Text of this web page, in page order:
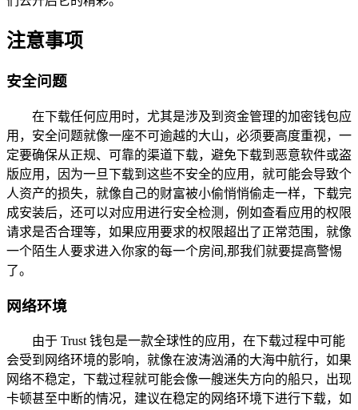
注意事项
安全问题
在下载任何应用时，尤其是涉及到资金管理的加密钱包应
用，安全问题就像一座不可逾越的大山，必须要高度重视，一
定要确保从正规、可靠的渠道下载，避免下载到恶意软件或盗
版应用，因为一旦下载到这些不安全的应用，就可能会导致个
人资产的损失，就像自己的财富被小偷悄悄偷走一样，下载完
成安装后，还可以对应用进行安全检测，例如查看应用的权限
请求是否合理等，如果应用要求的权限超出了正常范围，就像
一个陌生人要求进入你家的每一个房间,那我们就要提高警惕
了。
网络环境
由于 Trust 钱包是一款全球性的应用，在下载过程中可能
会受到网络环境的影响，就像在波涛汹涌的大海中航行，如果
网络不稳定，下载过程就可能会像一艘迷失方向的船只，出现
卡顿甚至中断的情况，建议在稳定的网络环境下进行下载，如